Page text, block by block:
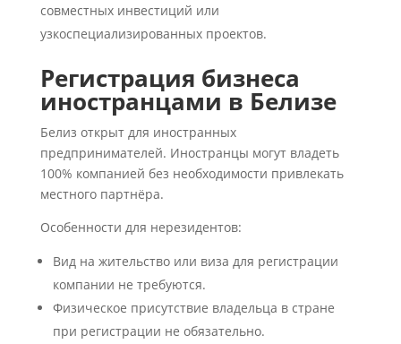
совместных инвестиций или
узкоспециализированных проектов.
Регистрация бизнеса
иностранцами в Белизе
Белиз открыт для иностранных
предпринимателей. Иностранцы могут владеть
100% компанией без необходимости привлекать
местного партнёра.
Особенности для нерезидентов:
Вид на жительство или виза для регистрации
компании не требуются.
Физическое присутствие владельца в стране
при регистрации не обязательно.